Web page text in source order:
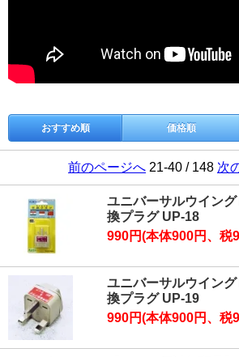
おすすめ順 価格順
前のページへ 21-40 / 148 次
ユニバーサルウイン
換プラグ UP-18
990円(本体900円、税
ユニバーサルウイン
換プラグ UP-19
990円(本体900円、税